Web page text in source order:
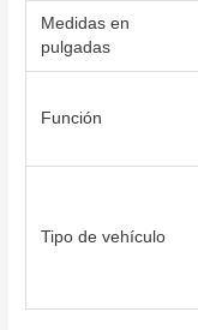
Medidas en
pulgadas
Función
Tipo de vehículo